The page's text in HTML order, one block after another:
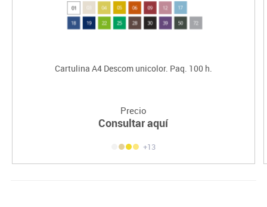
Cartulina A4 Descom unicolor. Paq. 100 h.
Precio
Consultar aquí
+13